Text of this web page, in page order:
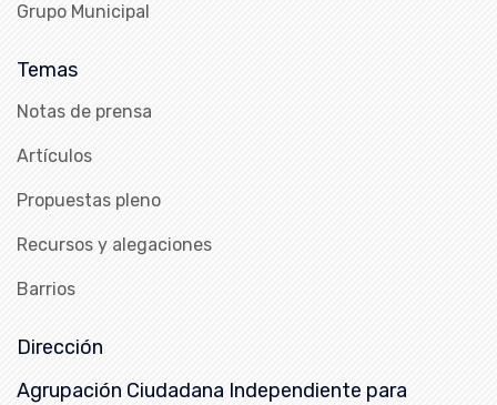
Grupo Municipal
Temas
Notas de prensa
Artículos
Propuestas pleno
Recursos y alegaciones
Barrios
Dirección
Agrupación Ciudadana Independiente para